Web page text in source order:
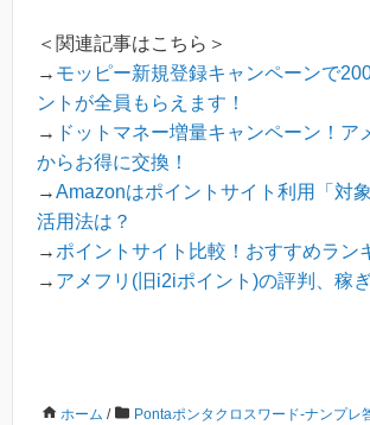
＜関連記事はこちら＞
→ モッピー新規登録キャンペーンで
ントが全員もらえます！
→ ドットマネー増量キャンペーン！ア
からお得に交換！
→Amazonはポイントサイト利用「対
活用法は？
→ ポイントサイト比較！おすすめラン
→ アメフリ(旧i2iポイント)の評判、稼
ホーム / Pontaポンタクロスワード-ナンプレ